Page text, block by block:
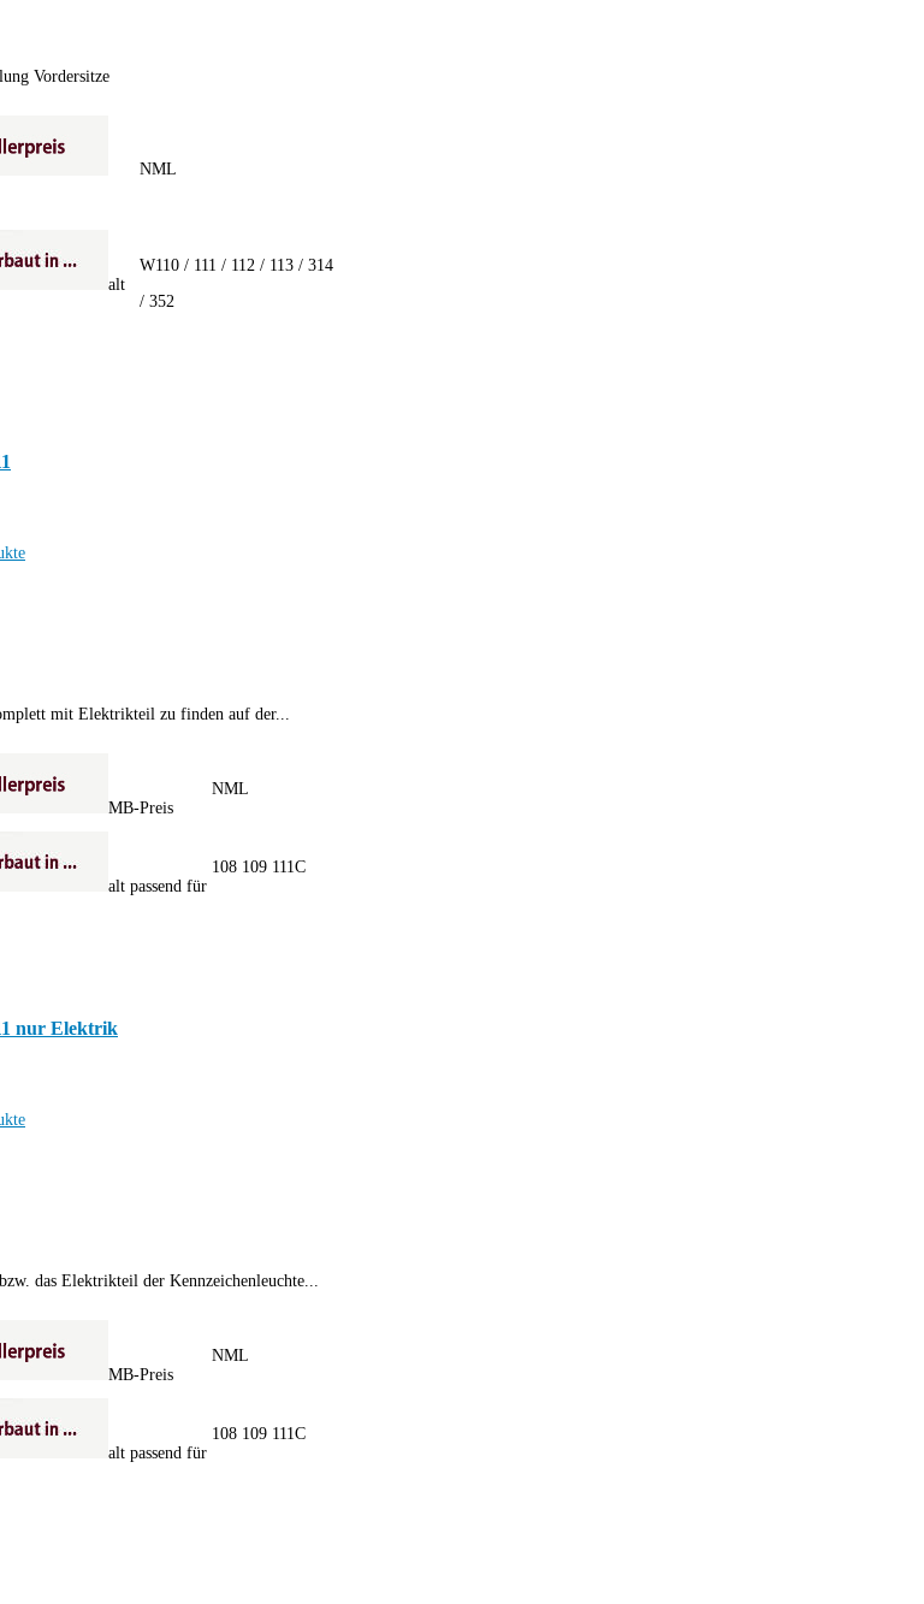
Vordersitze
NML
alt
W110 / 111 / 112 / 113 / 314
/ 352
mit Elektrikteil zu finden auf der...
MB-Preis
NML
alt passend für
108 109 111C
nur Elektrik
das Elektrikteil der Kennzeichenleuchte...
MB-Preis
NML
alt passend für
108 109 111C